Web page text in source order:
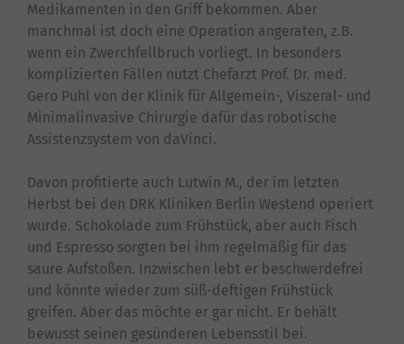
Medikamenten in den Griff bekommen. Aber
manchmal ist doch eine Operation angeraten, z.B.
wenn ein Zwerchfellbruch vorliegt. In besonders
komplizierten Fällen nutzt Chefarzt Prof. Dr. med.
Gero Puhl von der Klinik für Allgemein-, Viszeral- und
Minimalinvasive Chirurgie dafür das robotische
Assistenzsystem von daVinci.
Davon profitierte auch Lutwin M., der im letzten
Herbst bei den DRK Kliniken Berlin Westend operiert
wurde. Schokolade zum Frühstück, aber auch Fisch
und Espresso sorgten bei ihm regelmäßig für das
saure Aufstoßen. Inzwischen lebt er beschwerdefrei
und könnte wieder zum süß-deftigen Frühstück
greifen. Aber das möchte er gar nicht. Er behält
bewusst seinen gesünderen Lebensstil bei.